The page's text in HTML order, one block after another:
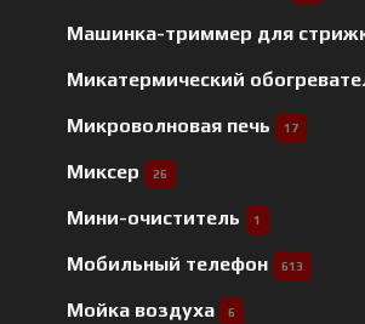
Машинка-триммер для
Микатермический
Микроволновая печь 17
Миксер 26
Мини-очиститель 1
Мобильный телефон 613
Мойка воздуха 6